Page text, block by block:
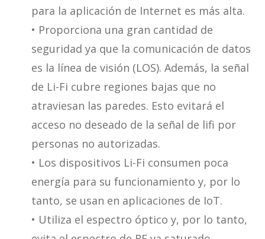
para la aplicación de Internet es más alta.
• Proporciona una gran cantidad de
seguridad ya que la comunicación de datos
es la línea de visión (LOS). Además, la señal
de Li-Fi cubre regiones bajas que no
atraviesan las paredes. Esto evitará el
acceso no deseado de la señal de lifi por
personas no autorizadas.
• Los dispositivos Li-Fi consumen poca
energía para su funcionamiento y, por lo
tanto, se usan en aplicaciones de IoT.
• Utiliza el espectro óptico y, por lo tanto,